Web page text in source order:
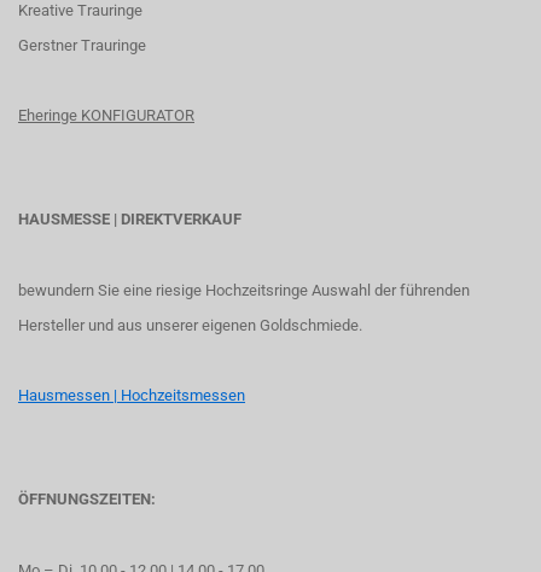
Kreative Trauringe
Gerstner Trauringe
Eheringe KONFIGURATOR
HAUSMESSE | DIREKTVERKAUF
bewundern Sie eine riesige Hochzeitsringe Auswahl der führenden
Hersteller und aus unserer eigenen Goldschmiede.
Hausmessen | Hochzeitsmessen
ÖFFNUNGSZEITEN: